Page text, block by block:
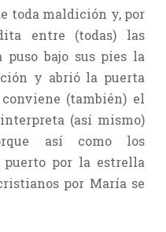
toda maldición y, por
entre (todas) las
puso bajo sus pies la
y abrió la puerta
(también) el
(así mismo)
así como los
por la estrella
por María se